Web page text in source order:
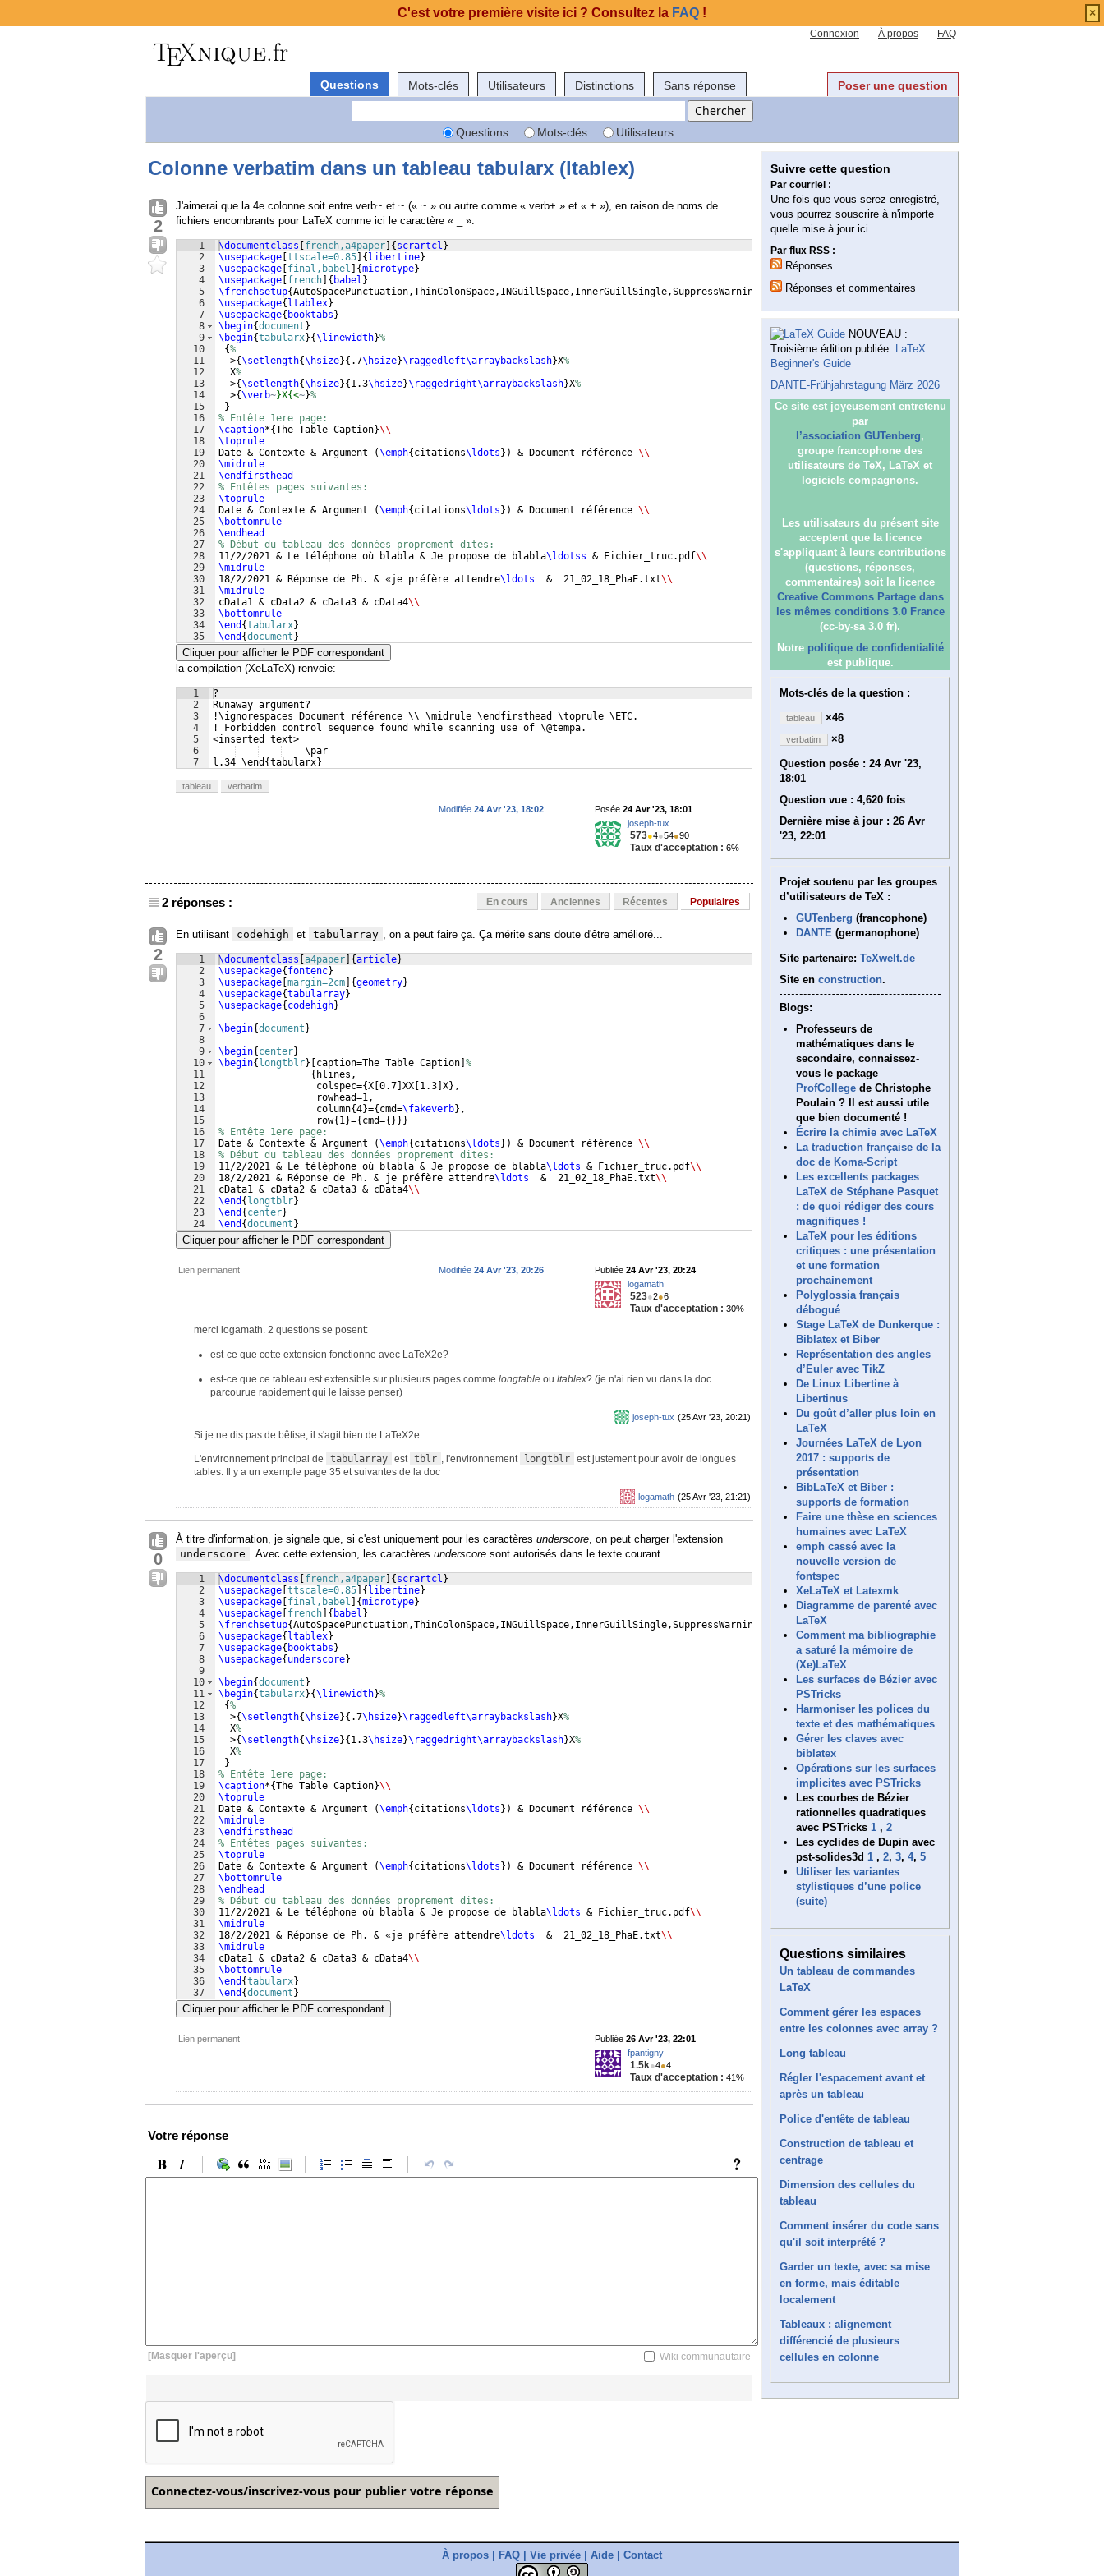
Connexion À propos FAQ
Questions Mots-clés Utilisateurs Distinctions Sans réponse Poser une question
Questions Mots-clés Utilisateurs
Colonne verbatim dans un tableau tabularx (ltablex)
2
J'aimerai que la 4e colonne soit entre verb~ et ~ (« ~ » ou autre comme « verb+ » et « + »), en raison de noms de
fichiers encombrants pour LaTeX comme ici le caractère « _ ».
1
2
3
4
5
6
7
8
9
10
11
12
13
14
15
16
17
18
19
20
21
22
23
24
25
26
27
28
29
30
31
32
33
34
35
\documentclass french,a4paper { scrartcl }
\usepackage ttscale=0.85 { libertine}
\usepackage final,babel {microtype}
\usepackage french { babel }
\frenchsetup{AutoSpacePunctuation,ThinColonSpace,INGuillSpace,InnerGuillSingle,SuppressWarning
%espaces ?;:!«»
\usepackage{ ltablex}
\usepackage{ booktabs }
\begin{document }
\begin{tabularx}{\linewidth}%
{%
  >
{\setlength{\hsize}{ .7\hsize}\raggedleft\arraybackslash}X%
  X
%
  >
{\setlength{\hsize}{ 1.3\hsize}\raggedright\arraybackslash}X%
  >
{\verb~}X{<~}%
}
% Entête 1ere page:
\caption*{The Table Caption}\\
\toprule
Date & Contexte & Argument
(\emph{ citations\ldots }) & Document référence \\
\midrule
\endfirsthead
% Entêtes pages suivantes:
\toprule
Date & Contexte & Argument
(\emph{ citations\ldots }) & Document référence \\
\bottomrule
\endhead
% Début du tableau des données proprement dites:
11/2/2021 & Le téléphone où blabla & Je propose de blabla\ldotss & Fichier_truc.pdf\\
\midrule
18/2/2021 & Réponse de Ph. & «je préfère attendre\ldots
  &  21_02_18_PhaE.txt
\\
\midrule
cData1 & cData2 & cData3 & cData4\\
\bottomrule
\end {tabularx}
\end {document }
Cliquer pour afficher le PDF correspondant
la compilation (XeLaTeX) renvoie:
1
2
3
4
5
6
7
?
Runaway argument?
!\ignorespaces Document référence \\ \midrule \endfirsthead \toprule \ETC.
! Forbidden control sequence found while scanning use of \@tempa.
<inserted text>
    \par
l.34 \end{tabularx}
tableau verbatim
Posée 24 Avr '23, 18:01
joseph-tux
573●4●54●90
Taux d'acceptation : 6%
Modifiée 24 Avr '23, 18:02
2 réponses : En cours Anciennes Récentes Populaires
2
En utilisant codehigh et tabularray , on a peut faire ça. Ça mérite sans doute d'être amélioré...
1
2
3
4
5
6
7
8
9
10
11
12
13
14
15
16
17
18
19
20
21
22
23
24
\documentclass a4paper {article}
\usepackage{ fontenc}
\usepackage margin=2cm {geometry}
\usepackage{tabularray}
\usepackage{ codehigh}
\begin{document }
\begin{ center}
\begin{ longtblr} caption=The Table Caption %
{ hlines,
colspec={X 0.7 XX 1.3 X} ,
rowhead=1,
column{4}={ cmd=\fakeverb} ,
row{ 1}={ cmd={ }}}
% Entête 1ere page:
Date & Contexte & Argument
(\emph{ citations\ldots }) & Document référence \\
% Début du tableau des données proprement dites:
11/2/2021 & Le téléphone où blabla & Je propose de blabla\ldots & Fichier_truc.pdf\\
18/2/2021 & Réponse de Ph. & je préfère attendre\ldots
  &  21_02_18_PhaE.txt
\\
cData1 & cData2 & cData3 & cData4\\
\end { longtblr}
\end { center}
\end {document }
Cliquer pour afficher le PDF correspondant
Lien permanent Publiée 24 Avr '23, 20:24
logamath
523●2●6
Taux d'acceptation : 30%
Modifiée 24 Avr '23, 20:26
merci logamath. 2 questions se posent:
est-ce que cette extension fonctionne avec LaTeX2e?
est-ce que ce tableau est extensible sur plusieurs pages comme longtable ou ltablex? (je n'ai rien vu dans la doc
parcourue rapidement qui le laisse penser)
(25 Avr '23, 20:21)
joseph-tux
Si je ne dis pas de bêtise, il s'agit bien de LaTeX2e.
L'environnement principal de tabularray est tblr , l'environnement longtblr est justement pour avoir de longues
tables. Il y a un exemple page 35 et suivantes de la doc
(25 Avr '23, 21:21)
logamath
0
À titre d'information, je signale que, si c'est uniquement pour les caractères underscore, on peut charger l'extension
underscore . Avec cette extension, les caractères underscore sont autorisés dans le texte courant.
1
2
3
4
5
6
7
8
9
10
11
12
13
14
15
16
17
18
19
20
21
22
23
24
25
26
27
28
29
30
31
32
33
34
35
36
37
\documentclass french,a4paper { scrartcl }
\usepackage ttscale=0.85 { libertine}
\usepackage final,babel {microtype}
\usepackage french { babel }
\frenchsetup{AutoSpacePunctuation,ThinColonSpace,INGuillSpace,InnerGuillSingle,SuppressWarning
\usepackage{ ltablex}
\usepackage{ booktabs }
\usepackage{ underscore}
\begin{document }
\begin{tabularx}{\linewidth}%
{%
  >
{\setlength{\hsize}{ .7\hsize}\raggedleft\arraybackslash}X%
  X
%
  >
{\setlength{\hsize}{ 1.3\hsize}\raggedright\arraybackslash}X%
  X
%
}
% Entête 1ere page:
\caption*{The Table Caption}\\
\toprule
Date & Contexte & Argument
(\emph{ citations\ldots }) & Document référence \\
\midrule
\endfirsthead
% Entêtes pages suivantes:
\toprule
Date & Contexte & Argument
(\emph{ citations\ldots }) & Document référence \\
\bottomrule
\endhead
% Début du tableau des données proprement dites:
11/2/2021 & Le téléphone où blabla & Je propose de blabla\ldots & Fichier_truc.pdf\\
\midrule
18/2/2021 & Réponse de Ph. & «je préfère attendre\ldots
  &  21_02_18_PhaE.txt
\\
\midrule
cData1 & cData2 & cData3 & cData4\\
\bottomrule
\end {tabularx}
\end {document }
Cliquer pour afficher le PDF correspondant
Lien permanent Publiée 26 Avr '23, 22:01
fpantigny
1.5k●4●4
Taux d'acceptation : 41%
Votre réponse
[Masquer l'aperçu] Wiki communautaire
Suivre cette question
Par courriel :
Une fois que vous serez enregistré,
vous pourrez souscrire à n'importe
quelle mise à jour ici
Par flux RSS :
Réponses
Réponses et commentaires
NOUVEAU :
Troisième édition publiée: LaTeX
Beginner's Guide
DANTE-Frühjahrstagung März 2026
Ce site est joyeusement entretenu
par
l’association GUTenberg,
groupe francophone des
utilisateurs de TeX, LaTeX et
logiciels compagnons.
Les utilisateurs du présent site
acceptent que la licence
s'appliquant à leurs contributions
(questions, réponses,
commentaires) soit la licence
Creative Commons Partage dans
les mêmes conditions 3.0 France
(cc-by-sa 3.0 fr).
Notre politique de confidentialité
est publique.
Mots-clés de la question :
tableau ×46
verbatim
×8
Question posée : 24 Avr '23,
18:01
Question vue : 4,620 fois
Dernière mise à jour : 26 Avr
'23, 22:01
Projet soutenu par les groupes
d’utilisateurs de TeX :
GUTenberg (francophone)
DANTE (germanophone)
Site partenaire: TeXwelt.de
Site en construction.
Blogs:
Professeurs de
mathématiques dans le
secondaire, connaissez-
vous le package
ProfCollege de Christophe
Poulain ? Il est aussi utile
que bien documenté !
Écrire la chimie avec LaTeX
La traduction française de la
doc de Koma-Script
Les excellents packages
LaTeX de Stéphane Pasquet
: de quoi rédiger des cours
magnifiques !
LaTeX pour les éditions
critiques : une présentation
et une formation
prochainement
Polyglossia français
débogué
Stage LaTeX de Dunkerque :
Biblatex et Biber
Représentation des angles
d’Euler avec TikZ
De Linux Libertine à
Libertinus
Du goût d’aller plus loin en
LaTeX
Journées LaTeX de Lyon
2017 : supports de
présentation
BibLaTeX et Biber :
supports de formation
Faire une thèse en sciences
humaines avec LaTeX
emph cassé avec la
nouvelle version de
fontspec
XeLaTeX et Latexmk
Diagramme de parenté avec
LaTeX
Comment ma bibliographie
a saturé la mémoire de
(Xe)LaTeX
Les surfaces de Bézier avec
PSTricks
Harmoniser les polices du
texte et des mathématiques
Gérer les claves avec
biblatex
Opérations sur les surfaces
implicites avec PSTricks
Les courbes de Bézier
rationnelles quadratiques
avec PSTricks 1 , 2
Les cyclides de Dupin avec
pst-solides3d 1 , 2, 3, 4, 5
Utiliser les variantes
stylistiques d’une police
(suite)
Questions similaires
Un tableau de commandes
LaTeX
Comment gérer les espaces
entre les colonnes avec array ?
Long tableau
Régler l'espacement avant et
après un tableau
Police d'entête de tableau
Construction de tableau et
centrage
Dimension des cellules du
tableau
Comment insérer du code sans
qu'il soit interprété ?
Garder un texte, avec sa mise
en forme, mais éditable
localement
Tableaux : alignement
différencié de plusieurs
cellules en colonne
À propos FAQ Vie privée Aide Contact
C'est votre première visite ici ? Consultez la FAQ ! ×